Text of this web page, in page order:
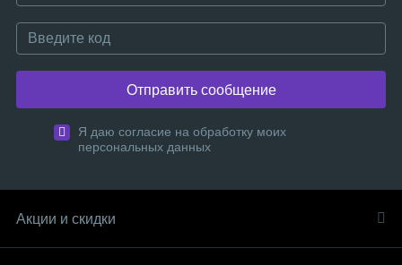
Отправить сообщение
Я даю согласие на обработку моих
персональных данных
Акции и скидки